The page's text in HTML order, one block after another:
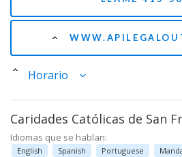
Horario
Caridades Católicas de San
Idiomas que se hablan:
English Spanish Portuguese